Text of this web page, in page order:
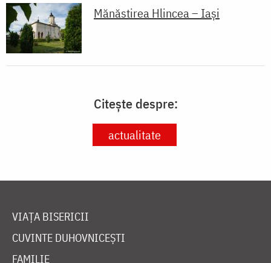
Mănăstirea Hlincea – Iași
Citește despre:
actualitate
VIAȚA BISERICII
CUVINTE DUHOVNICEȘTI
FAMILIE